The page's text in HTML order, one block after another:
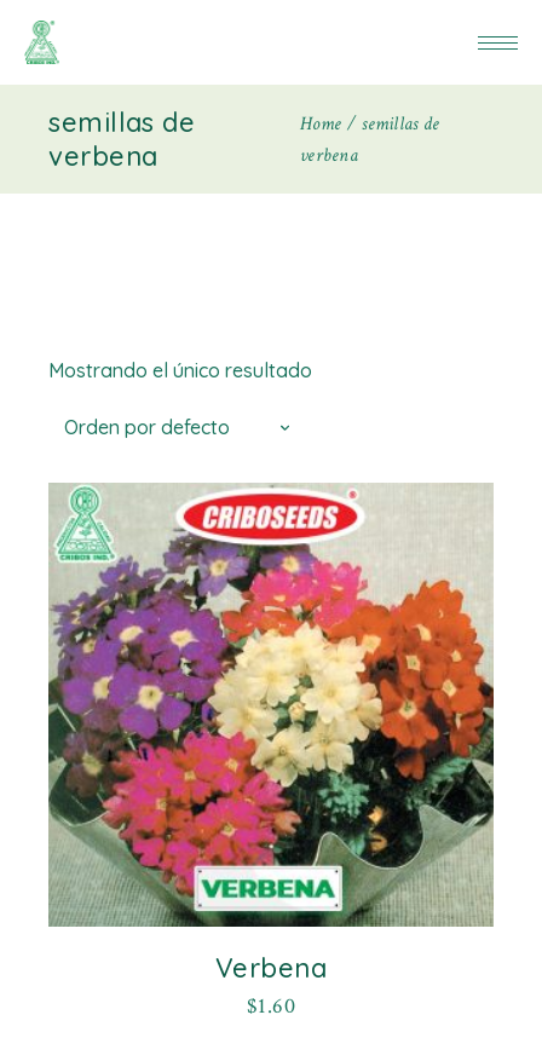
semillas de
verbena
Home
semillas de
verbena
Mostrando el único resultado
Orden por defecto
Verbena
$1.60